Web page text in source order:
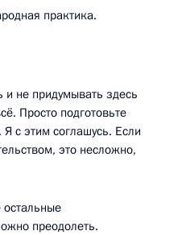
практика.
и не придумывать здесь
Просто подготовьте
с этим соглашусь. Если
это несложно,
остальные
преодолеть.